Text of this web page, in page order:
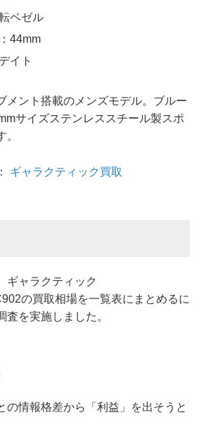
ベゼル
44mm
イト
メント搭載のメンズモデル。ブルー
サイズステンレススチール製スポ
ギャラクティック買取
ギャラクティック
の買取相場を一覧表にまとめるに
査を実施しました。
の情報格差から「利益」を出そうと